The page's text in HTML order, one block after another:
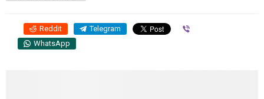
Reddit Telegram
WhatsApp